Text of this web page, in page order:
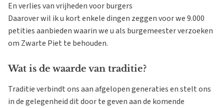
En verlies van vrijheden voor burgers
Daarover wil ik u kort enkele dingen zeggen voor we 9.000
petities aanbieden waarin we u als burgemeester verzoeken
om Zwarte Piet te behouden.
Wat is de waarde van traditie?
Traditie verbindt ons aan afgelopen generaties en stelt ons
in de gelegenheid dit door te geven aan de komende